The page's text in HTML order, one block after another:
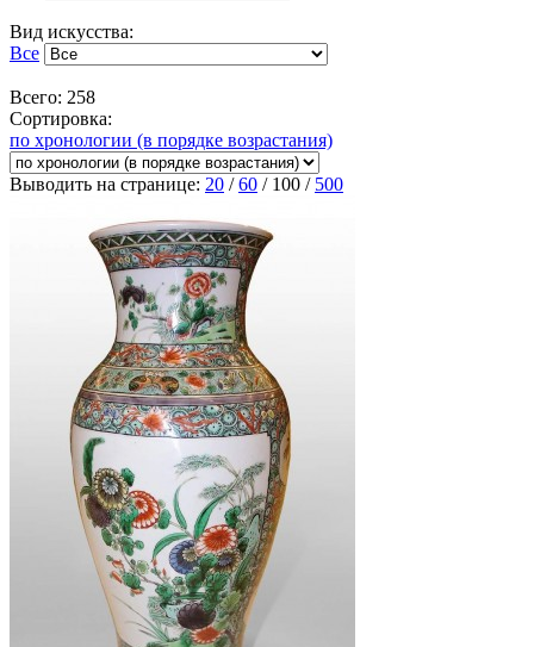
Вид искусства:
Все
Всего: 258
Сортировка:
по хронологии (в порядке возрастания)
Выводить на странице: 20 /60 / 100 / 500